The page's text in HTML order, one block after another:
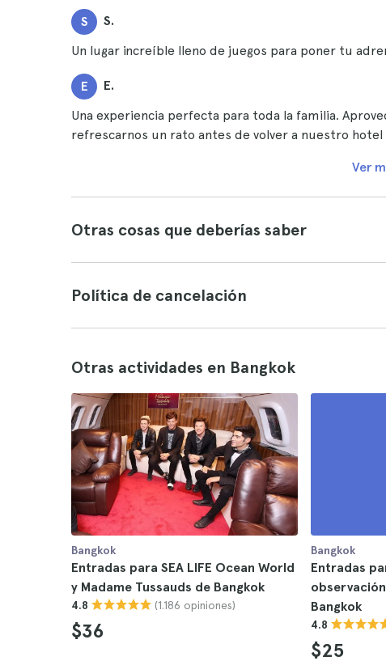
S S.
Un lugar increíble lleno de juegos para poner tu
E E.
Una experiencia perfecta para toda la familia.
refrescarnos un rato antes de volver a nuestro hotel
Ver
Otras cosas que deberías saber
Política de cancelación
Otras actividades en Bangkok
Bangkok
Entradas para SEA LIFE Ocean World
y Madame Tussauds de Bangkok
4.8 (1.186 opiniones)
$36
Bangkok
Entradas
Bangkok
4.8
$25